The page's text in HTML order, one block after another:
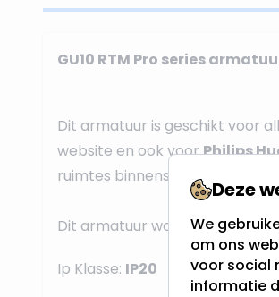
GU10 RTM Pro series
Dit armatuur is geschikt voor
website en ook voorPhilips
ruimtes binnenshuis.
Dit armatuur wordt
Ip Klasse: IP20
Deze
We
om ons
voor social
informatie